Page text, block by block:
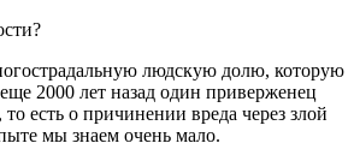
людскую долю, которую
2000 лет назад один приверженец
есть о причинении вреда через злой
мы знаем очень мало.